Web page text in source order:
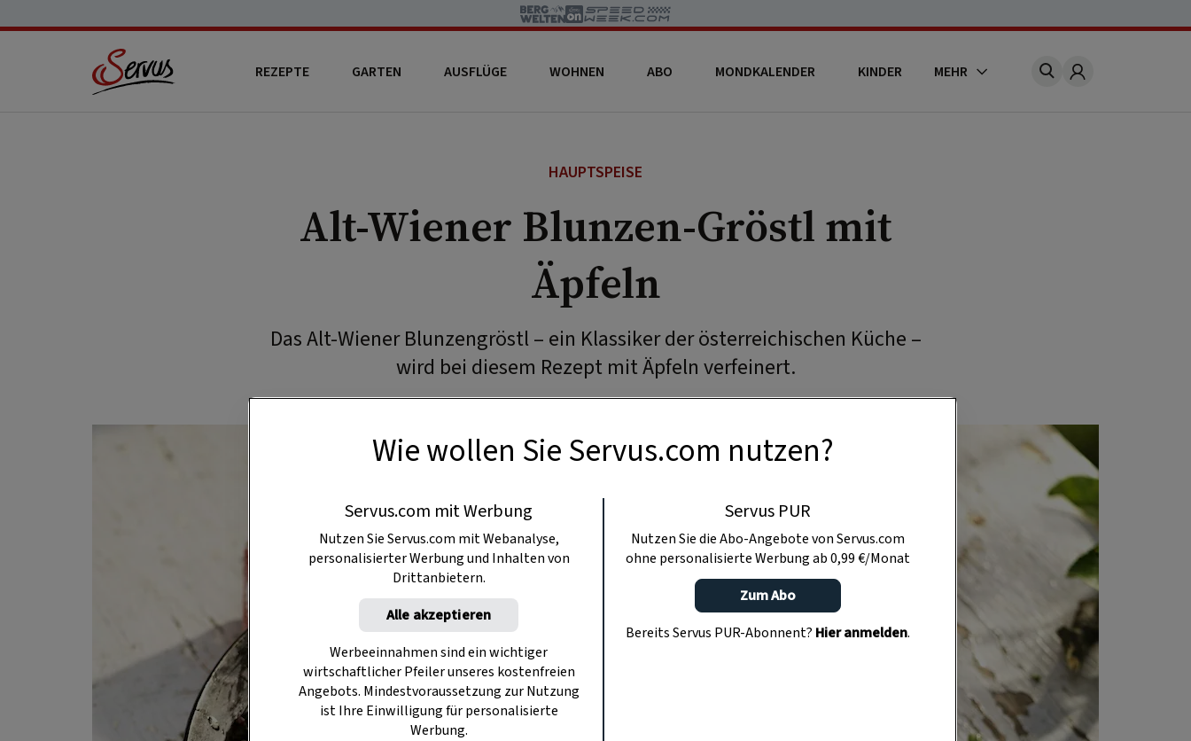
REZEPTE GARTEN AUSFLÜGE WOHNEN ABO MONDKALENDER KINDER MEHR Account
HAUPTSPEISE
Alt-Wiener Blunzen-Gröstl mit
Äpfeln
Das Alt-Wiener Blunzengröstl – ein Klassiker der österreichischen Küche –
wird bei diesem Rezept mit Äpfeln verfeinert.
Wie wollen Sie Servus.com nutzen?
Servus.com mit Werbung
Nutzen Sie Servus.com mit Webanalyse,
personalisierter Werbung und Inhalten von
Drittanbietern.
Alle akzeptieren
Werbeeinnahmen sind ein wichtiger
wirtschaftlicher Pfeiler unseres kostenfreien
Angebots. Mindestvoraussetzung zur Nutzung
ist Ihre Einwilligung für personalisierte
Werbung.
Servus PUR
Nutzen Sie die Abo-Angebote von Servus.com
ohne personalisierte Werbung ab 0,99 €/Monat
Zum Abo
Bereits Servus PUR-Abonnent? Hier anmelden.